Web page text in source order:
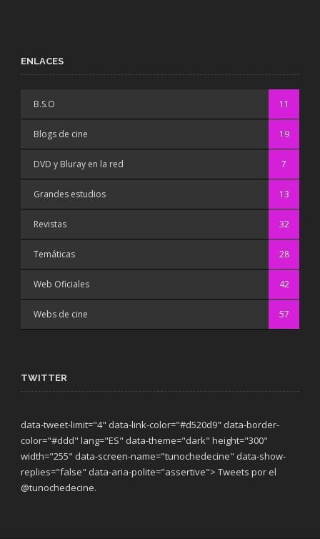
ENLACES
B.S.O 11
Blogs de cine 19
DVD y Bluray en la red 7
Grandes estudios 13
Revistas 32
Temáticas 28
Web Oficiales 42
Webs de cine 57
TWITTER
data-tweet-limit="4" data-link-color="#d520d9" data-border-
color="#ddd" lang="ES" data-theme="dark" height="300"
width="255" data-screen-name="tunochedecine" data-show-
replies="false" data-aria-polite="assertive"> Tweets por el
@tunochedecine.